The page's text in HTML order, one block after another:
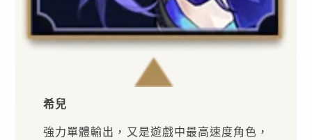
希兒
強力單體輸出，又是遊戲中最高速度角色，